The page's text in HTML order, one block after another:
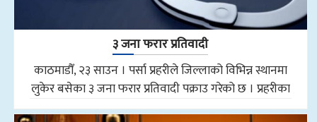
३ जना फरार प्रतिवादी
काठमाडौँ, २३ साउन । पर्सा प्रहरीले जिल्लाको विभिन्न स्थानमा
लुकेर बसेका ३ जना फरार प्रतिवादी पक्राउ गरेको छ । प्रहरीका